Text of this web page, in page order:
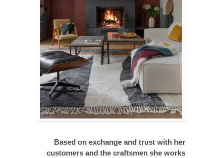
Based on exchange and trust with her
customers and the craftsmen she works